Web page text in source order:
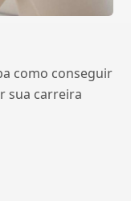
como conseguir
sua carreira